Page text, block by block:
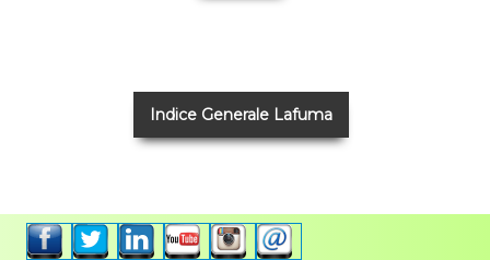
Indice Generale Lafuma